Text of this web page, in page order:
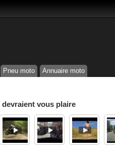
Pneu moto Annuaire moto
vous plaire